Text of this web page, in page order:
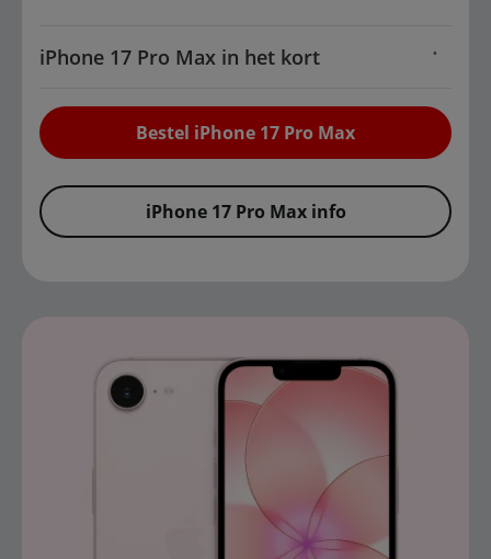
iPhone 17 Pro Max in het kort
Bestel iPhone 17 Pro Max
iPhone 17 Pro Max info